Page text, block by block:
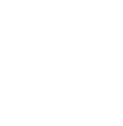
monuments à visiter. A